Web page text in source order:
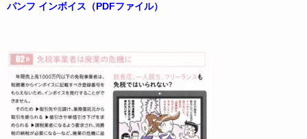
パンフ インボイス（PDFファイル）